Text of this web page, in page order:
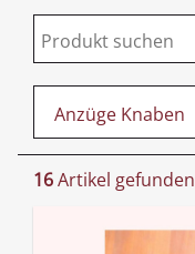
16Artikel gefunden